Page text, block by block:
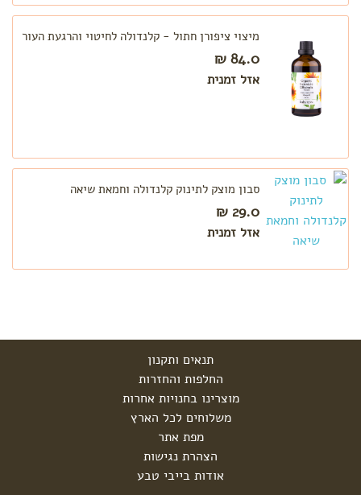
מיצוי ציפורן חתול - קלנדולה לחיטוי והרגעת העור
84.0 ₪
אזל זמנית
סבון מוצק לתינוק קלנדולה וחמאת שיאה
29.0 ₪
אזל זמנית
תנאים ותקנון
החלפות והחזרות
מוצרינו בחנויות אחרות
משלוחים לכל הארץ
מפת אתר
הצהרת נגישות
אודות בייבי טבע